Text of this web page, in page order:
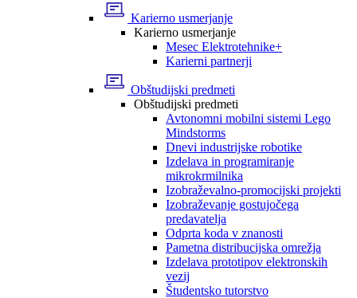
Karierno usmerjanje
Karierno usmerjanje
Mesec Elektrotehnike+
Karierni partnerji
Obštudijski predmeti
Obštudijski predmeti
Avtonomni mobilni sistemi Lego
Mindstorms
Dnevi industrijske robotike
Izdelava in programiranje
mikrokrmilnika
Izobraževalno-promocijski projekti
Izobraževanje gostujočega
predavatelja
Odprta koda v znanosti
Pametna distribucijska omrežja
Izdelava prototipov elektronskih
vezij
Študentsko tutorstvo